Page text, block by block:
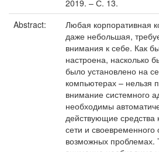
2019. – С. 13.
Abstract:
Любая корпоративная
даже небольшая,
внимания к себе. Как
настроена, насколько
было установлено на
компьютерах – нельзя
внимание системного
необходимы
действующие средства
сети и
возможных проблемах.